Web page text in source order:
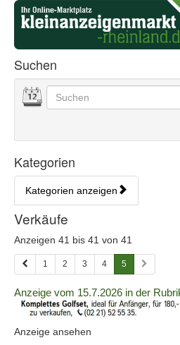
Startseite
Startseite
Kategorien &
Suchen
Suchoptionen
Datum Geben Sie hier Ihre
Kategorien
Kategorien anzeigen
Rubrik:
Verkäufe
Anzeigen 41 bis 41 von 41
1 2 3 4 5
Details
der
2059054
Anzeige vom 15.7.2026 in der
Anzeige ansehen